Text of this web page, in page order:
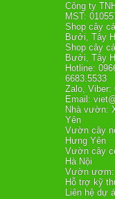
Công ty
MST:
Shop cây
Bưởi, Tây
Shop cây
Bưởi, Tây
Hotline:
6683.5533
Zalo, Viber:
Email:
Nhà vườn:
Yên
Vườn cây
Hưng Yên
Vườn cây
Hà Nội
Vườn ươm:
Hỗ trợ kỹ
Liên hệ dự